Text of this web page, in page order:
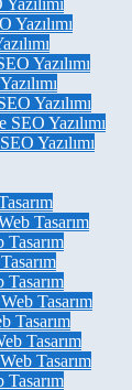
Yazılımı
Yazılımı
Yazılımı
SEO Yazılımı
Yazılımı
Tasarım
Tasarım
Tasarım
Tasarım
Tasarım
Tasarım
Tasarım
Tasarım